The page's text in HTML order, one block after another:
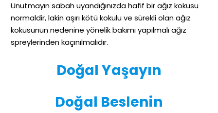
Unutmayın sabah uyandığınızda hafif bir ağız kokusu
normaldir, lakin aşırı kötü kokulu ve sürekli olan ağız
kokusunun nedenine yönelik bakımı yapılmalı ağız
spreylerinden kaçınılmalıdır.
Doğal Yaşayın
Doğal Beslenin